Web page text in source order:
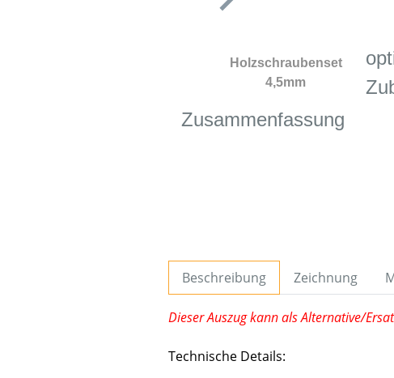
Holzschraubenset
4,5mm
Zusammenfassung
Beschreibung Zeichnung
Dieser Auszug kann als Alternative/
Technische Details: